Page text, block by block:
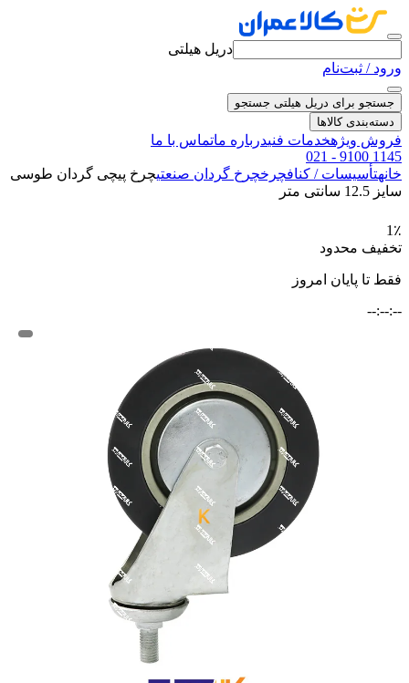
دریل هیلتی
ورود / ثبت‌نام
جستجو برای دریل هیلتی جستجو
دسته‌بندی کالاها
فروش ویژهخدمات فنیدرباره ماتماس با ما
021 - 9100 1145
خانهتأسیسات / کنافچرخچرخ گردان صنعتیچرخ پیچی گردان طوسی
سایز 12.5 سانتی متر
1٪
تخفیف محدود
فقط تا پایان امروز
--:--:--